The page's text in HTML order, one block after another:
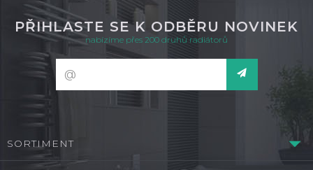
PŘIHLASTE SE K ODBĚRU NOVINEK
nabízíme přes 200 druhů radiátorů
SORTIMENT